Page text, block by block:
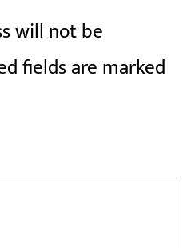
will not be
fields are marked